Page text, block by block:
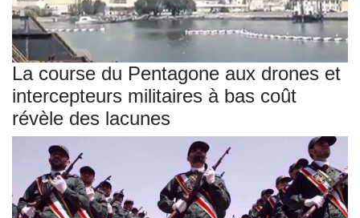
La course du Pentagone aux drones et
intercepteurs militaires à bas coût
révèle des lacunes